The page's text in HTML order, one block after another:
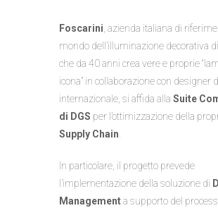
Foscarini , azienda italiana di
mondo dell’illuminazione decorativa
che da 40 anni crea vere e proprie
icona” in collaborazione con designer
internazionale, si affida alla Suite
di DGS per l’ottimizzazione della
Supply Chain
In particolare, il progetto prevede
l’implementazione della soluzione di
Managementa supporto del